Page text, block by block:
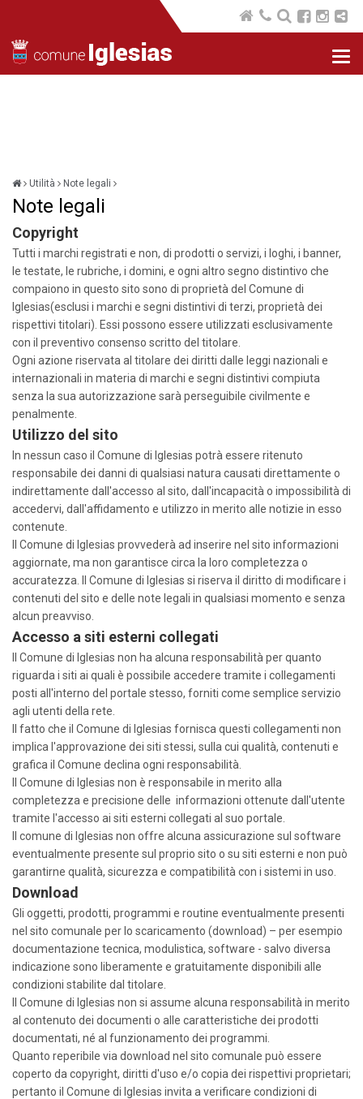
Utilità Note legali
Note legali
Copyright
Tutti i marchi registrati e non, di prodotti o servizi, i loghi, i banner,
le testate, le rubriche, i domini, e ogni altro segno distintivo che
compaiono in questo sito sono di proprietà del Comune di
Iglesias(esclusi i marchi e segni distintivi di terzi, proprietà dei
rispettivi titolari). Essi possono essere utilizzati esclusivamente
con il preventivo consenso scritto del titolare.
Ogni azione riservata al titolare dei diritti dalle leggi nazionali e
internazionali in materia di marchi e segni distintivi compiuta
senza la sua autorizzazione sarà perseguibile civilmente e
penalmente.
Utilizzo del sito
In nessun caso il Comune di Iglesias potrà essere ritenuto
responsabile dei danni di qualsiasi natura causati direttamente o
indirettamente dall'accesso al sito, dall'incapacità o impossibilità di
accedervi, dall'affidamento e utilizzo in merito alle notizie in esso
contenute.
Il Comune di Iglesias provvederà ad inserire nel sito informazioni
aggiornate, ma non garantisce circa la loro completezza o
accuratezza. Il Comune di Iglesias si riserva il diritto di modificare i
contenuti del sito e delle note legali in qualsiasi momento e senza
alcun preavviso.
Accesso a siti esterni collegati
Il Comune di Iglesias non ha alcuna responsabilità per quanto
riguarda i siti ai quali è possibile accedere tramite i collegamenti
posti all'interno del portale stesso, forniti come semplice servizio
agli utenti della rete.
Il fatto che il Comune di Iglesias fornisca questi collegamenti non
implica l'approvazione dei siti stessi, sulla cui qualità, contenuti e
grafica il Comune declina ogni responsabilità.
Il Comune di Iglesias non è responsabile in merito alla
completezza e precisione delle informazioni ottenute dall'utente
tramite l'accesso ai siti esterni collegati al suo portale.
Il comune di Iglesias non offre alcuna assicurazione sul software
eventualmente presente sul proprio sito o su siti esterni e non può
garantirne qualità, sicurezza e compatibilità con i sistemi in uso.
Download
Gli oggetti, prodotti, programmi e routine eventualmente presenti
nel sito comunale per lo scaricamento (download) – per esempio
documentazione tecnica, modulistica, software - salvo diversa
indicazione sono liberamente e gratuitamente disponibili alle
condizioni stabilite dal titolare.
Il Comune di Iglesias non si assume alcuna responsabilità in merito
al contenuto dei documenti o alle caratteristiche dei prodotti
documentati, né al funzionamento dei programmi.
Quanto reperibile via download nel sito comunale può essere
coperto da copyright, diritti d'uso e/o copia dei rispettivi proprietari;
pertanto il Comune di Iglesias invita a verificare condizioni di